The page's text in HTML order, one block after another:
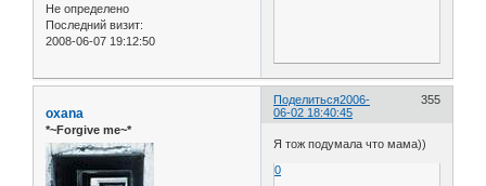
Не определено
Последний визит:
2008-06-07 19:12:50
Поделиться 355
2006-
06-02 18:40:45
oxana
*~Forgive me~*
Я тож подумала что мама))
0